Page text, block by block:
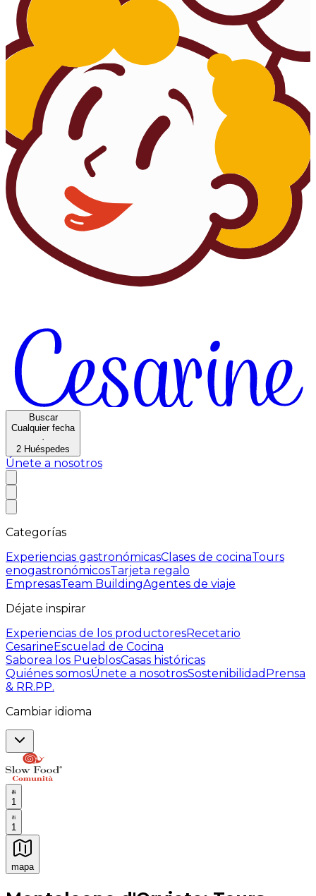
Buscar
Cualquier fecha
·
2 Huéspedes
Únete a nosotros
Categorías
Experiencias gastronómicasClases de cocinaTours
enogastronómicosTarjeta regalo
EmpresasTeam BuildingAgentes de viaje
Déjate inspirar
Experiencias de los productoresRecetario
CesarineEscuelad de Cocina
Saborea los PueblosCasas históricas
Quiénes somosÚnete a nosotrosSostenibilidad Prensa
& RR.PP.
Cambiar idioma
1
1
mapa